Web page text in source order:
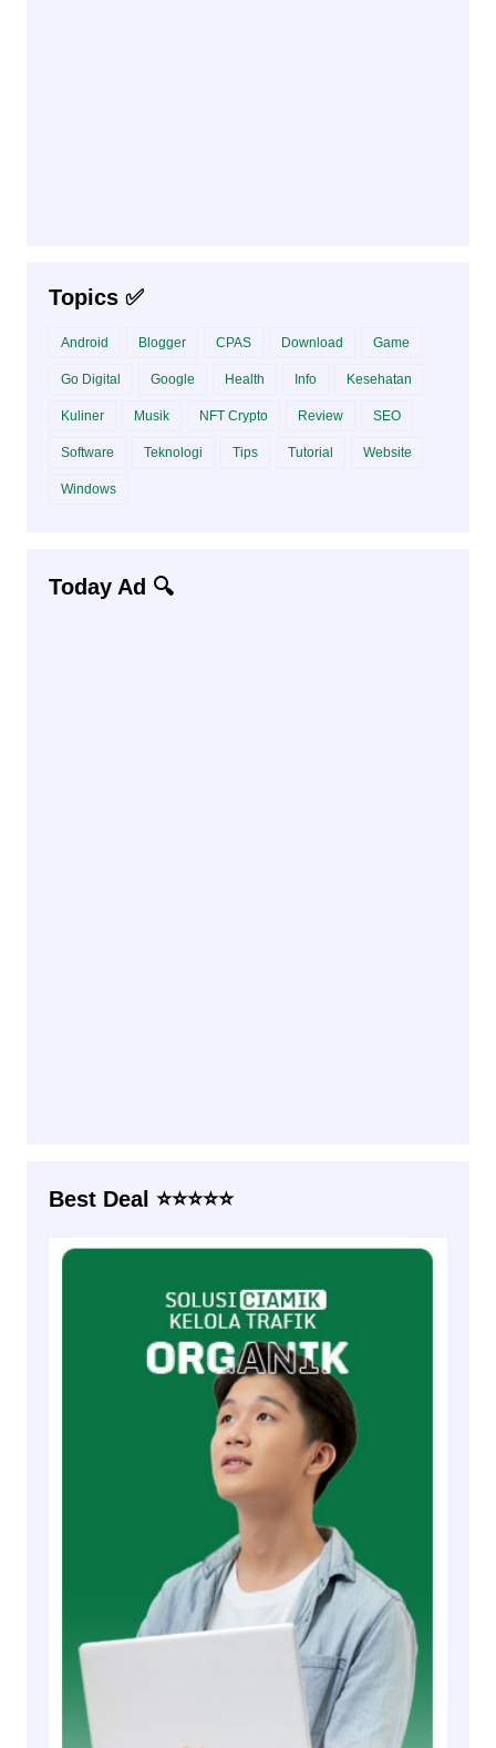
Topics ✅
Android Blogger CPAS Download Game
Go Digital Google Health Info Kesehatan
Kuliner Musik NFT Crypto Review SEO
Software Teknologi Tips Tutorial Website
Windows
Today Ad 🔍
Best Deal ⭐⭐⭐⭐⭐